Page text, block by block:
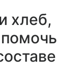
хлеб,